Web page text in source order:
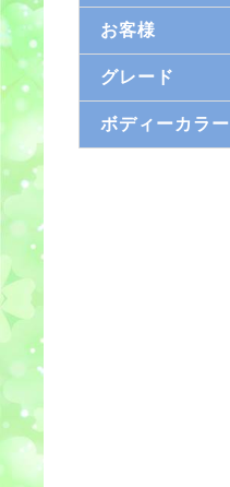
お客様
グレード
ボディーカラー